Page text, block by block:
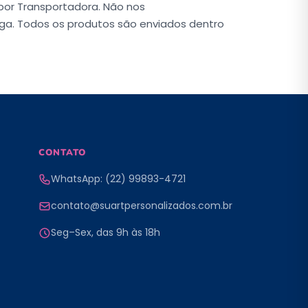
Transportadora. Não nos
Todos os produtos são enviados dentro
CONTATO
WhatsApp: (22) 99893-4721
contato@suartpersonalizados.com.br
Seg–Sex, das 9h às 18h